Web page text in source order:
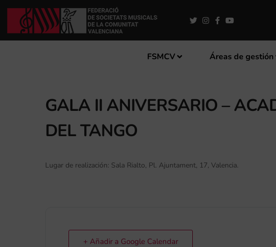
FSMCV Áreas de gestión
GALA II ANIVERSARIO –
DEL TANGO
Lugar de realización: Sala Rialto, Pl. Ajuntament, 17, Valencia.
+ Añadir a Google Calendar